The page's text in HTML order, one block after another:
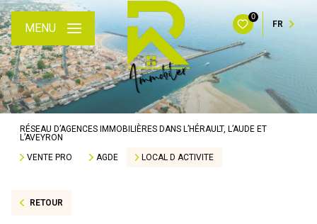
0
FR
MENU
RÉSEAU D’AGENCES IMMOBILIÈRES DANS L’HÉRAULT, L’AUDE ET
L’AVEYRON
VENTE PRO
AGDE LOCAL D ACTIVITE
RETOUR